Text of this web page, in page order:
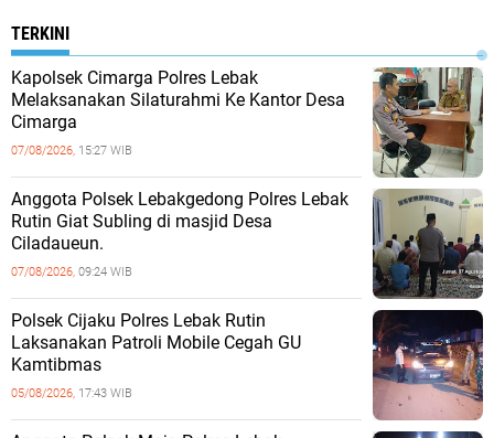
TERKINI
Kapolsek Cimarga Polres Lebak
Melaksanakan Silaturahmi Ke Kantor Desa
Cimarga
07/08/2026, 15:27 WIB
Anggota Polsek Lebakgedong Polres Lebak
Rutin Giat Subling di masjid Desa
Ciladaueun.
07/08/2026, 09:24 WIB
Polsek Cijaku Polres Lebak Rutin
Laksanakan Patroli Mobile Cegah GU
Kamtibmas
05/08/2026, 17:43 WIB